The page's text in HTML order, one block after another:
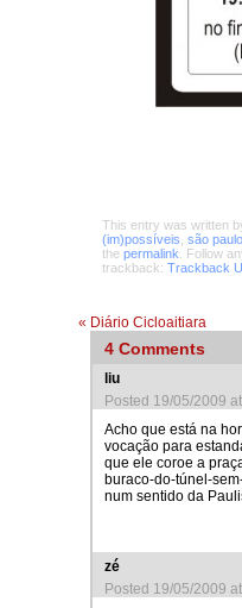
This entry was written
(im)possíveis são paulo
the permalink . Follow
trackback: Trackback
« Diário Cicloaitiara
4 Comments
liu
Posted 19/05/2009
Acho que está na
vocação para
que ele coroe a
buraco-do-túnel-
num sentido da
zé
Posted 19/05/2009